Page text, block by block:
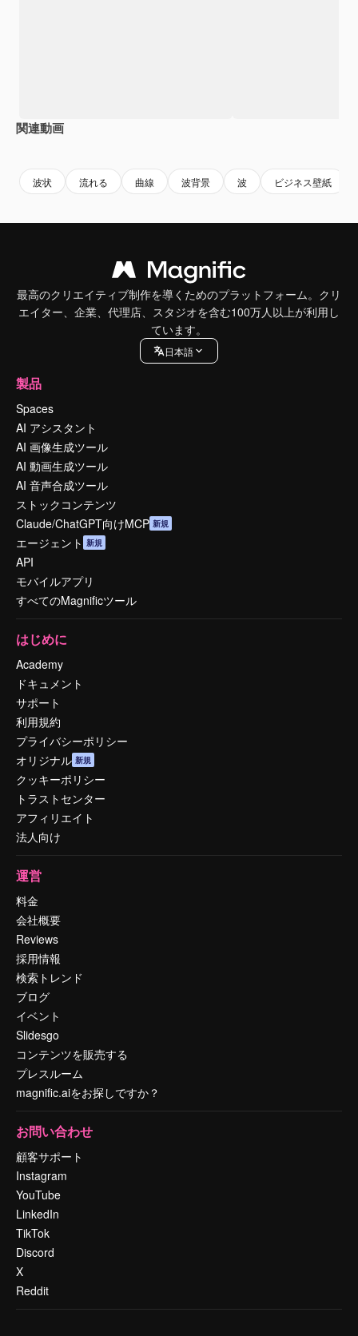
関連動画
波状 流れる 曲線 波背景 波 ビジネス壁紙
最高のクリエイティブ制作を導くためのプラットフォーム。クリ
エイター、企業、代理店、スタジオを含む100万人以上が利用し
ています。
日本語
製品
Spaces
AI アシスタント
AI 画像生成ツール
AI 動画生成ツール
AI 音声合成ツール
ストックコンテンツ
Claude/ChatGPT向けMCP 新規
エージェント 新規
API
モバイルアプリ
すべてのMagnificツール
はじめに
Academy
ドキュメント
サポート
利用規約
プライバシーポリシー
オリジナル 新規
クッキーポリシー
トラストセンター
アフィリエイト
法人向け
運営
料金
会社概要
Reviews
採用情報
検索トレンド
ブログ
イベント
Slidesgo
コンテンツを販売する
プレスルーム
magnific.aiをお探しですか？
お問い合わせ
顧客サポート
Instagram
YouTube
LinkedIn
TikTok
Discord
X
Reddit